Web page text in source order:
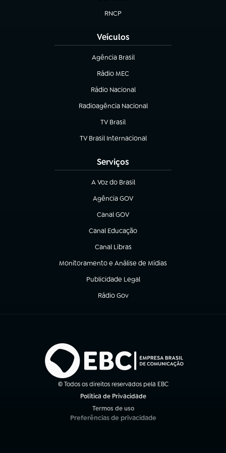
RNCP
(abre em nova aba)
Veículos
Agência Brasil
(abre em nova aba)
Rádio MEC
(abre em nova aba)
Rádio Nacional
Radioagência Nacional
(abre em nova aba)
TV Brasil
(abre em nova aba)
TV Brasil Internacional
(abre em nova aba)
Serviços
A Voz do Brasil
(abre em nova aba)
Agência GOV
(abre em nova aba)
Canal GOV
(abre em nova aba)
Canal Educação
(abre em nova aba)
Canal Libras
(abre em nova aba)
Monitoramento e Análise de Mídias
(abre em nova aba)
Publicidade Legal
(abre em nova aba)
Rádio Gov
(abre em nova aba)
© Todos os direitos reservados pela EBC
Política de Privacidade
Termos de uso
(abre em nova aba)
Preferências de privacidade